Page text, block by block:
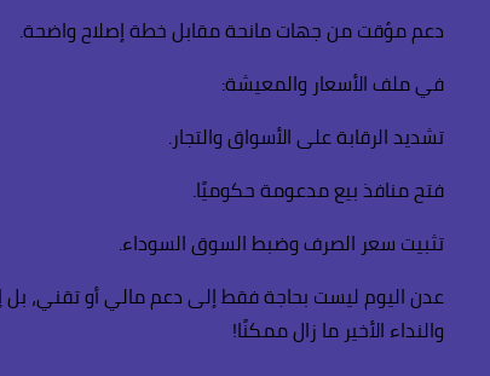
دعم مؤقت من جهات مانحة مقابل خطة إصلاح واضحة.
في ملف الأسعار والمعيشة:
تشديد الرقابة على الأسواق والتجار.
فتح منافذ بيع مدعومة حكوميًا.
تثبيت سعر الصرف وضبط السوق السوداء.
عدن اليوم ليست بحاجة فقط إلى دعم مالي أو تقني، بل
والنداء الأخير ما زال ممكنًا!